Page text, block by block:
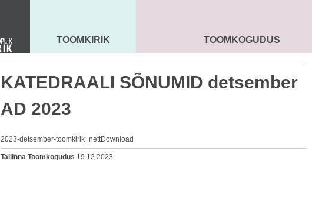
MAARJA KIRIK
TOOMKIRIK SEENIORID KOGUDUS
TOOMKOGUDUS
KATEDRAALI SÕNUMID detsember
AD 2023
2023-detsember-toomkirik_nettDownload
Tallinna Toomkogudus 19.12.2023